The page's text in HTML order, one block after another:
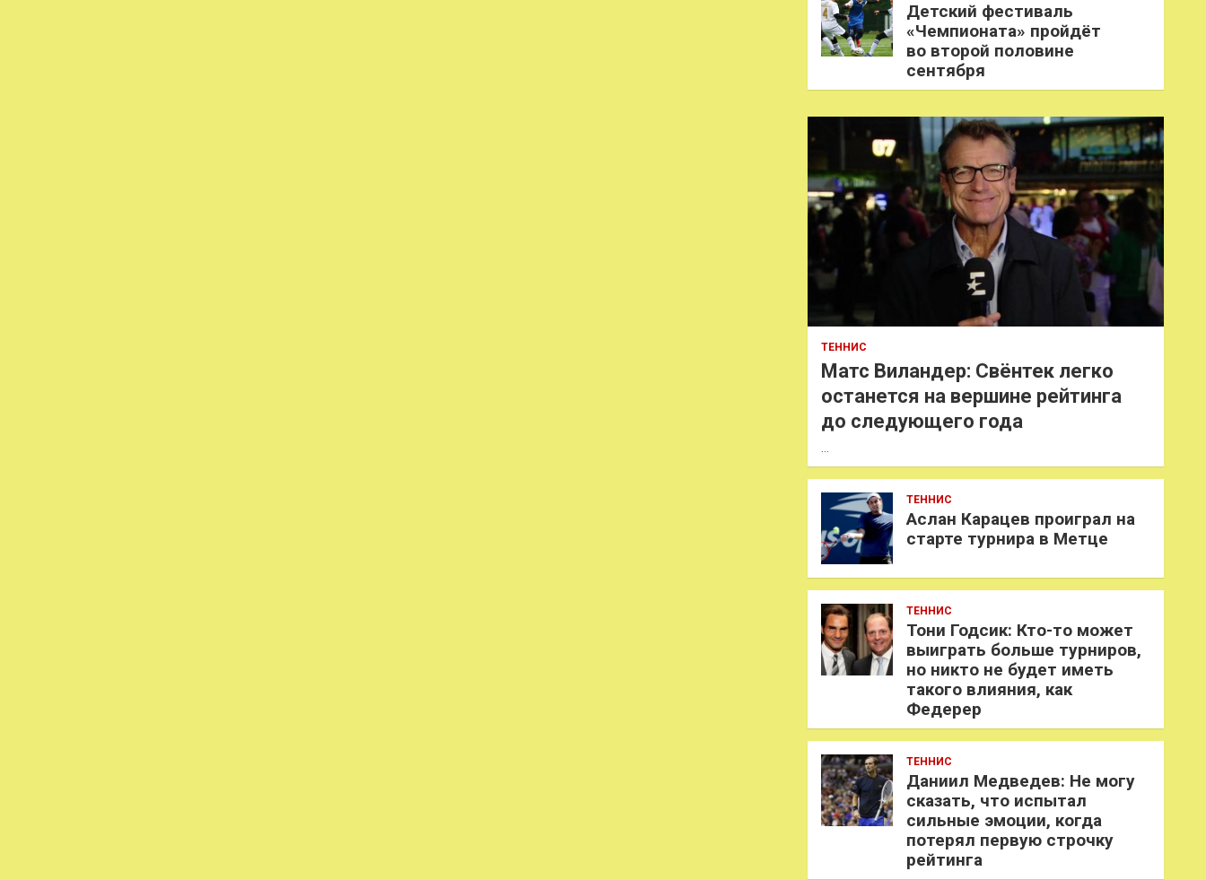
Детский фестиваль
«Чемпионата» пройдёт
во второй половине
сентября
ТЕННИС
Матс Виландер: Свёнтек легко
останется на вершине рейтинга
до следующего года
…
ТЕННИС
Аслан Карацев проиграл на
старте турнира в Метце
ТЕННИС
Тони Годсик: Кто-то может
выиграть больше турниров,
но никто не будет иметь
такого влияния, как
Федерер
ТЕННИС
Даниил Медведев: Не могу
сказать, что испытал
сильные эмоции, когда
потерял первую строчку
рейтинга